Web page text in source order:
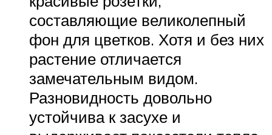
составляющие великолепный
фон для цветков. Хотя и без них
растение отличается
замечательным видом.
Разновидность довольно
устойчива к засухе и